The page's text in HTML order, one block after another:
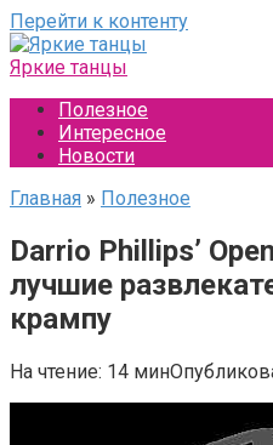
Перейти к контенту
Яркие танцы
Полезное
Интересное
Новости
Главная » Полезное
Darrio Phillips’
лучшие
крампу
На чтение: 14 мин